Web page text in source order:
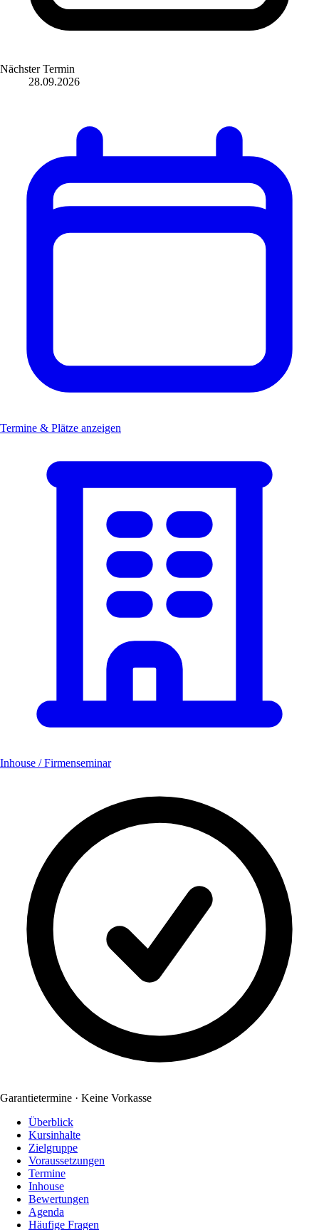
Nächster Termin
28.09.2026
Termine & Plätze anzeigen
Inhouse / Firmenseminar
Garantietermine · Keine Vorkasse
Überblick
Kursinhalte
Zielgruppe
Voraussetzungen
Termine
Inhouse
Bewertungen
Agenda
Häufige Fragen